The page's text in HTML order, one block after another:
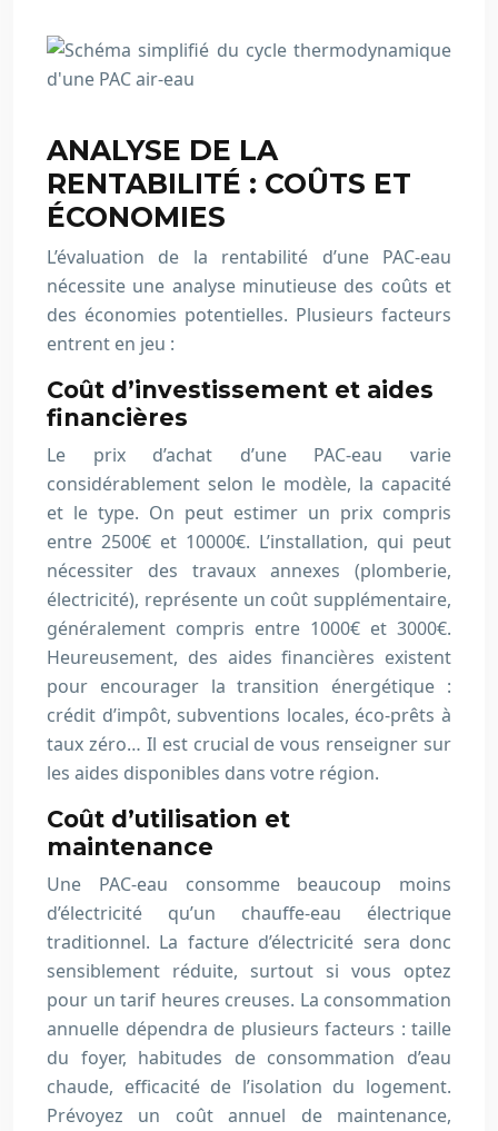
ANALYSE DE LA
RENTABILITÉ : COÛTS ET
ÉCONOMIES
L’évaluation de la rentabilité d’une PAC-eau
nécessite une analyse minutieuse des coûts et
des économies potentielles. Plusieurs facteurs
entrent en jeu :
Coût d’investissement et aides
financières
Le prix d’achat d’une PAC-eau varie
considérablement selon le modèle, la capacité
et le type. On peut estimer un prix compris
entre 2500€ et 10000€. L’installation, qui peut
nécessiter des travaux annexes (plomberie,
électricité), représente un coût supplémentaire,
généralement compris entre 1000€ et 3000€.
Heureusement, des aides financières existent
pour encourager la transition énergétique :
crédit d’impôt, subventions locales, éco-prêts à
taux zéro… Il est crucial de vous renseigner sur
les aides disponibles dans votre région.
Coût d’utilisation et
maintenance
Une PAC-eau consomme beaucoup moins
d’électricité qu’un chauffe-eau électrique
traditionnel. La facture d’électricité sera donc
sensiblement réduite, surtout si vous optez
pour un tarif heures creuses. La consommation
annuelle dépendra de plusieurs facteurs : taille
du foyer, habitudes de consommation d’eau
chaude, efficacité de l’isolation du logement.
Prévoyez un coût annuel de maintenance,